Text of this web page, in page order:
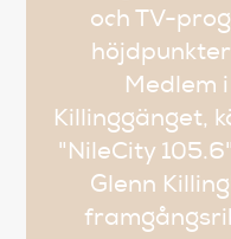
och TV-
Medlem
Killinggänget,
"NileCity
Glenn